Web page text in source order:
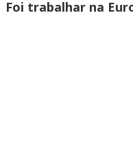
Foi trabalhar na